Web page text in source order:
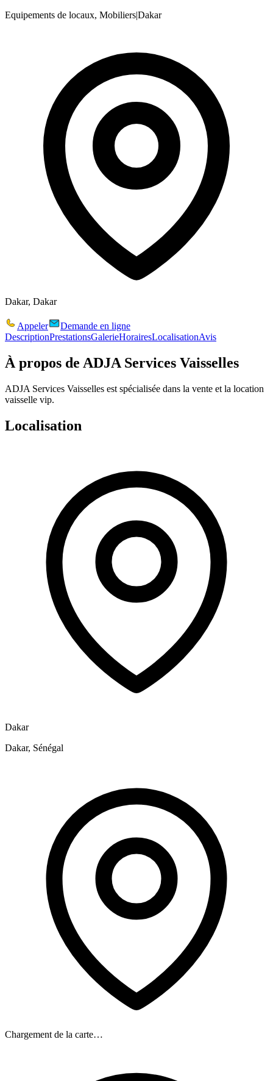
Equipements de locaux, Mobiliers|Dakar
Dakar, Dakar
Appeler
Demande en ligne
DescriptionPrestationsGalerieHorairesLocalisationAvis
À propos de ADJA Services Vaisselles
ADJA Services Vaisselles est spécialisée dans la vente et la location
vaisselle vip.
Localisation
Dakar
Dakar, Sénégal
Chargement de la carte…